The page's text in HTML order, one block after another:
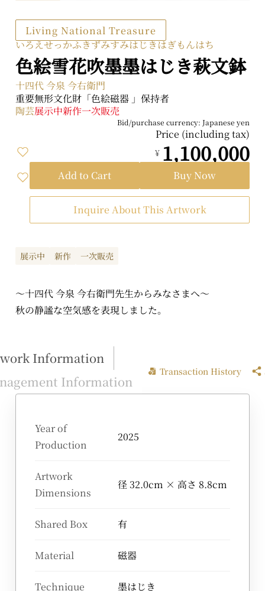
展示中 新作 一次販売
～十四代 今泉 今右衛門先生からみなさまへ～
秋の静謐な空気感を表現しました。
Information
Information
Transaction History
Year of
Production
2025
Artwork
Dimensions
径 32.0cm × 高さ 8.8cm
Shared Box 有
Material 磁器
Technique 墨はじき
Living National Treasure
いろえせっかふきずみすみはじきはぎもんはち
色絵雪花吹墨墨はじき萩文鉢
十四代 今泉 今右衛門
重要無形文化財「色絵磁器 」保持者
陶芸展示中新作一次販売
Bid/purchase currency: Japanese yen
Price (including tax)
¥ 1,100,000
Add to Cart Buy Now
Inquire About This Artwork